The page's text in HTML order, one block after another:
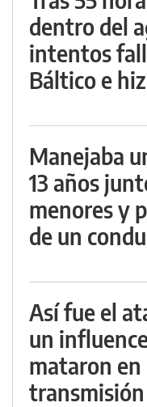
dentro del
intentos
Báltico e
Manejaba
13 años
menores y
de un
Así fue el
un
mataron en